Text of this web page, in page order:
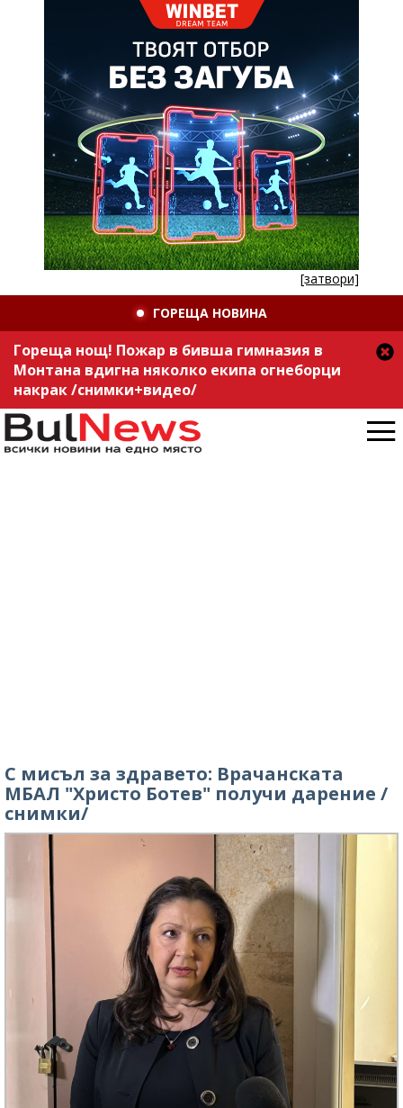
[затвори]
ГОРЕЩА НОВИНА
Гореща нощ! Пожар в бивша гимназия в
Монтана вдигна няколко екипа огнеборци
накрак /снимки+видео/
С мисъл за здравето: Врачанската
МБАЛ "Христо Ботев" получи дарение /
снимки/